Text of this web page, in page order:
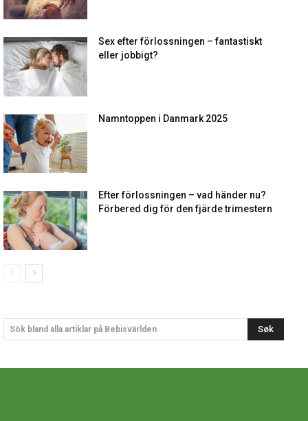
Sex efter förlossningen – fantastiskt
eller jobbigt?
Namntoppen i Danmark 2025
Efter förlossningen – vad händer nu?
Förbered dig för den fjärde trimestern
Sök bland alla artiklar på Bebisvärlden Søk